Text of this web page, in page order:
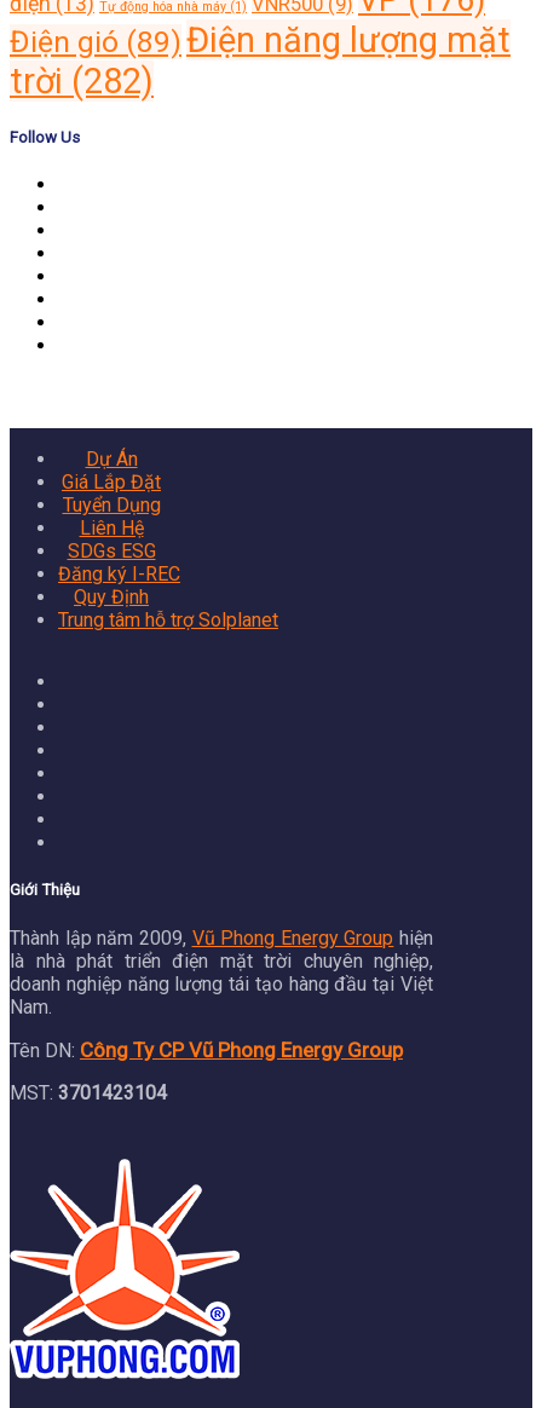
Tự động hóa nhà máy (1)
Điện gió (89)Điện năng lượng mặt
trời (282)
Follow Us
Dự Án
Giá Lắp Đặt
Tuyển Dụng
Liên Hệ
SDGs ESG
Đăng ký I-REC
Quy Định
Trung tâm hỗ trợ Solplanet
Giới Thiệu
Thành lập năm 2009, Vũ Phong Energy Group hiện
là nhà phát triển điện mặt trời chuyên nghiệp,
doanh nghiệp năng lượng tái tạo hàng đầu tại Việt
Nam.
Tên DN: Công Ty CP Vũ Phong Energy Group
MST: 3701423104